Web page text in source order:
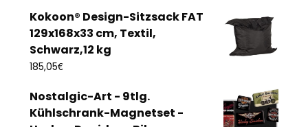
Kokoon® Design-Sitzsack FAT
129x168x33 cm, Textil,
Schwarz,12 kg
185,05€
Nostalgic-Art - 9tlg.
Kühlschrank-Magnetset -